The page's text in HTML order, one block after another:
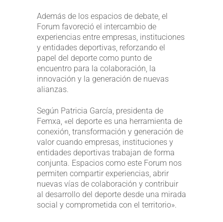
Además de los espacios de debate, el
Forum favoreció el intercambio de
experiencias entre empresas, instituciones
y entidades deportivas, reforzando el
papel del deporte como punto de
encuentro para la colaboración, la
innovación y la generación de nuevas
alianzas.
Según Patricia García, presidenta de
Femxa, «el deporte es una herramienta de
conexión, transformación y generación de
valor cuando empresas, instituciones y
entidades deportivas trabajan de forma
conjunta. Espacios como este Forum nos
permiten compartir experiencias, abrir
nuevas vías de colaboración y contribuir
al desarrollo del deporte desde una mirada
social y comprometida con el territorio».